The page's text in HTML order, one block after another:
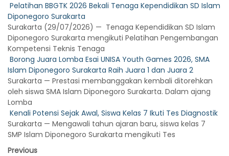
Pelatihan BBGTK 2026 Bekali Tenaga Kependidikan SD Islam
Diponegoro Surakarta
Surakarta (29/07/2026) — Tenaga Kependidikan SD Islam
Diponegoro Surakarta mengikuti Pelatihan Pengembangan
Kompetensi Teknis Tenaga
Borong Juara Lomba Esai UNISA Youth Games 2026, SMA
Islam Diponegoro Surakarta Raih Juara 1 dan Juara 2
Surakarta — Prestasi membanggakan kembali ditorehkan
oleh siswa SMA Islam Diponegoro Surakarta. Dalam ajang
Lomba
Kenali Potensi Sejak Awal, Siswa Kelas 7 Ikuti Tes Diagnostik
Surakarta — Mengawali tahun ajaran baru, siswa kelas 7
SMP Islam Diponegoro Surakarta mengikuti Tes
Previous